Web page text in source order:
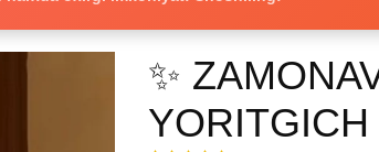
✨
YORITGICH